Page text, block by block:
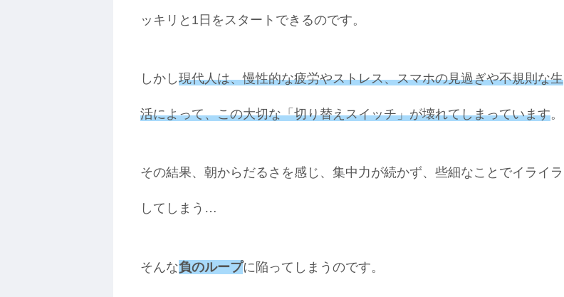
ッキリと1日をスタートできるのです。
しかし現代人は、慢性的な疲労やストレス、スマホの見過ぎや不規則な生
活によって、この大切な「切り替えスイッチ」が壊れてしまっています。
その結果、朝からだるさを感じ、集中力が続かず、些細なことでイライラ
してしまう…
そんな負のループに陥ってしまうのです。